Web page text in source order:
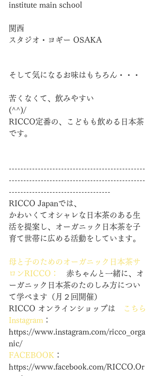
institute main school
関西
スタジオ・ヨギー OSAKA
そして気になるお味はもちろん・・・
苦くなくて、飲みやすい
(^^)/
RICCO定番の、こどもも飲める日本茶
です。
-----------------------------------------------
-----------------------------------------------
-----------------------------------
RICCO Japanでは、
かわいくてオシャレな日本茶のある生
活を提案し、オーガニック日本茶を子
育て世帯に広める活動をしています。
母と子のためのオーガニック日本茶サ
ロンRICCO ：
赤ちゃんと一緒に、オ
ーガニック日本茶のたのしみ方につい
て学べます（月２回開催）
RICCO オンラインショップは
こちら
Instagram ：
https://www.instagram.com/ricco_orga
nic/
FACEBOOK ：
https://www.facebook.com/RICCO.Or